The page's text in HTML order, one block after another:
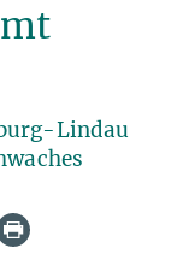
Lindau